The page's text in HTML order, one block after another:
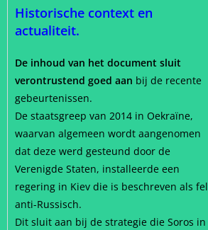
Historische context en
actualiteit.
De inhoud van het document sluit
verontrustend goed aan bij de recente
gebeurtenissen.
De staatsgreep van 2014 in Oekraïne,
waarvan algemeen wordt aangenomen
dat deze werd gesteund door de
Verenigde Staten, installeerde een
regering in Kiev die is beschreven als fel
anti-Russisch.
Dit sluit aan bij de strategie die Soros in